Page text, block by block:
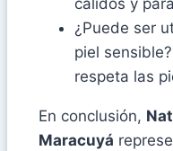
cálidos y
¿Puede ser
piel
respeta las
En conclusión,
Maracuyá